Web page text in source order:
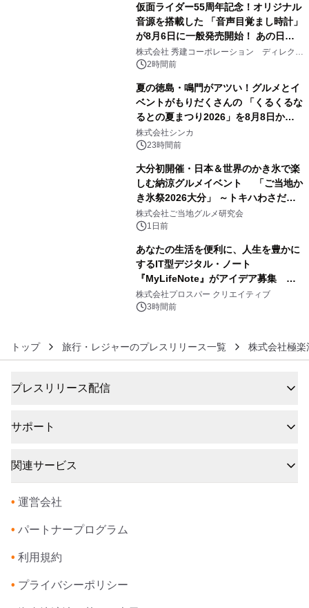
仮面ライダー55周年記念！オリジナル
音源を搭載した 「音声目覚まし時計」
が8月6日に一般発売開始！ あの日の
大興奮が今甦る
株式会社 秀建コーポレーション ディレクト
アートギャラリー
2時間前
夏の徳島・鳴門がアツい！グルメとイ
ベントがもりだくさんの 「くるくるな
るとの夏まつり2026」を8月8日から9
日間開催 ～夏限定メニューや大抽選
会、大学芋スティックの振る舞いも～
株式会社シンカ
23時間前
大分初開催・日本＆世界のかき氷で楽
しむ納涼グルメイベント 「ご当地か
き氷祭2026大分」 ～トキハわさだタ
ウンで8月21日～31日まで11日間限定
開催～
株式会社ご当地グルメ研究会
1日前
あなたの生活を便利に、人生を豊かに
するIT型デジタル・ノート
『MyLifeNote』がアイデア募集 優
秀賞100名に1年間無償試用
株式会社プロスパー クリエイティブ
3時間前
トップ 旅行・レジャーのプレスリリース一覧 株式会社極楽
プレスリリース配信
サポート
関連サービス
• 運営会社
• パートナープログラム
• 利用規約
• プライバシーポリシー